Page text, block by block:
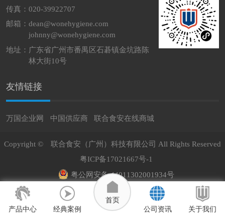
传真：020-39922707
邮箱：dean@wonehygiene.com
johnny@wonehygiene.com
地址： 广东省广州市番禺区石碁镇金坑路陈
林大街10号
友情链接
万国企业网 中国供应商 联合食安在线商城
Copyright © 联合食安（广州）科技有限公司 All Rights Reserved
粤ICP备17021667号-1
粤公网安备 44011302001934号
产品中心 经典案例
首页
公司资讯
关于我们